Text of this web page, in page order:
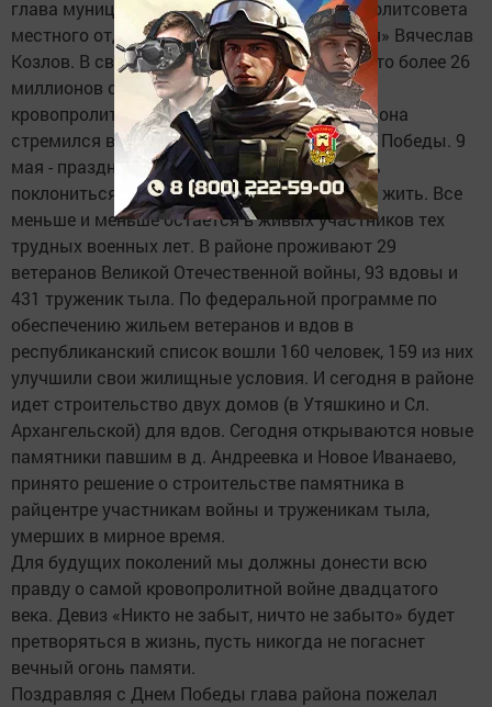
глава муниципального района, секретарь политсовета
местного отделения партии «Единая Россия» Вячеслав
Козлов. В своем выступлении он отметил, что более 26
миллионов советских граждан пали в годы
кровопролитной войны, каждый житель района
стремился внести свой вклад в дело общей Победы. 9
мая - праздник, когда имеется возможность
поклониться тем, кто дал нам возможность жить. Все
меньше и меньше остается в живых участников тех
трудных военных лет. В районе проживают 29
ветеранов Великой Отечественной войны, 93 вдовы и
431 труженик тыла. По федеральной программе по
обеспечению жильем ветеранов и вдов в
республиканский список вошли 160 человек, 159 из них
улучшили свои жилищные условия. И сегодня в районе
идет строительство двух домов (в Утяшкино и Сл.
Архангельской) для вдов. Сегодня открываются новые
памятники павшим в д. Андреевка и Новое Иванаево,
принято решение о строительстве памятника в
райцентре участникам войны и труженикам тыла,
умерших в мирное время.
Для будущих поколений мы должны донести всю
правду о самой кровопролитной войне двадцатого
века. Девиз «Никто не забыт, ничто не забыто» будет
претворяться в жизнь, пусть никогда не погаснет
вечный огонь памяти.
Поздравляя с Днем Победы глава района пожелал